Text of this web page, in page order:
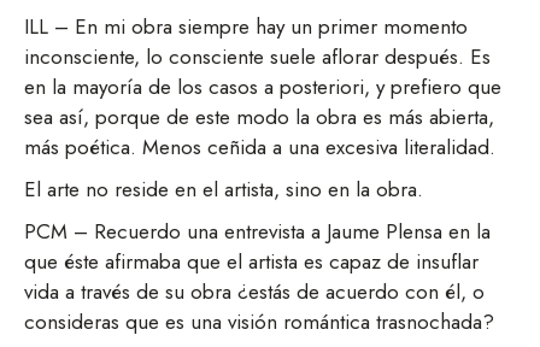
ILL – En mi obra siempre hay un primer momento
inconsciente, lo consciente suele aflorar después. Es
en la mayoría de los casos a posteriori, y prefiero que
sea así, porque de este modo la obra es más abierta,
más poética. Menos ceñida a una excesiva literalidad.
El arte no reside en el artista, sino en la obra.
PCM – Recuerdo una entrevista a Jaume Plensa en la
que éste afirmaba que el artista es capaz de insuflar
vida a través de su obra ¿estás de acuerdo con él, o
consideras que es una visión romántica trasnochada?